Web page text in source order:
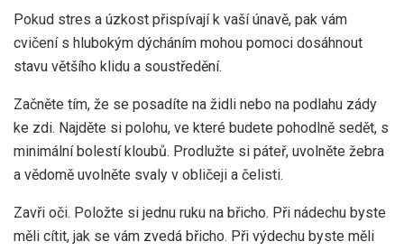
Pokud stres a úzkost přispívají k vaší únavě, pak vám
cvičení s hlubokým dýcháním mohou pomoci dosáhnout
stavu většího klidu a soustředění.
Začněte tím, že se posadíte na židli nebo na podlahu zády
ke zdi. Najděte si polohu, ve které budete pohodlně sedět, s
minimální bolestí kloubů. Prodlužte si páteř, uvolněte žebra
a vědomě uvolněte svaly v obličeji a čelisti.
Zavři oči. Položte si jednu ruku na břicho. Při nádechu byste
měli cítit, jak se vám zvedá břicho. Při výdechu byste měli